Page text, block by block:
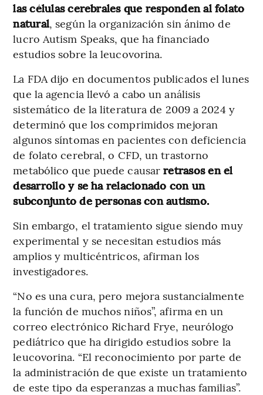
las células cerebrales que responden al folato
natural, según la organización sin ánimo de
lucro Autism Speaks, que ha financiado
estudios sobre la leucovorina.
La FDA dijo en documentos publicados el lunes
que la agencia llevó a cabo un análisis
sistemático de la literatura de 2009 a 2024 y
determinó que los comprimidos mejoran
algunos síntomas en pacientes con deficiencia
de folato cerebral, o CFD, un trastorno
metabólico que puede causarretrasos en el
desarrollo y se ha relacionado con un
subconjunto de personas con autismo.
Sin embargo, el tratamiento sigue siendo muy
experimental y se necesitan estudios más
amplios y multicéntricos, afirman los
investigadores.
“No es una cura, pero mejora sustancialmente
la función de muchos niños”, afirma en un
correo electrónico Richard Frye, neurólogo
pediátrico que ha dirigido estudios sobre la
leucovorina. “El reconocimiento por parte de
la administración de que existe un tratamiento
de este tipo da esperanzas a muchas familias”.